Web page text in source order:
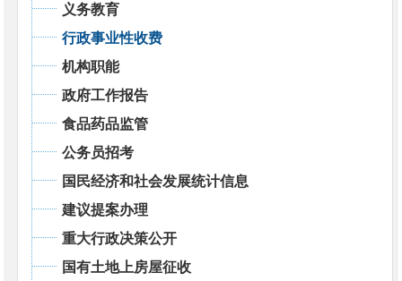
义务教育
行政事业性收费
机构职能
政府工作报告
食品药品监管
公务员招考
国民经济和社会发展统计信息
建议提案办理
重大行政决策公开
国有土地上房屋征收